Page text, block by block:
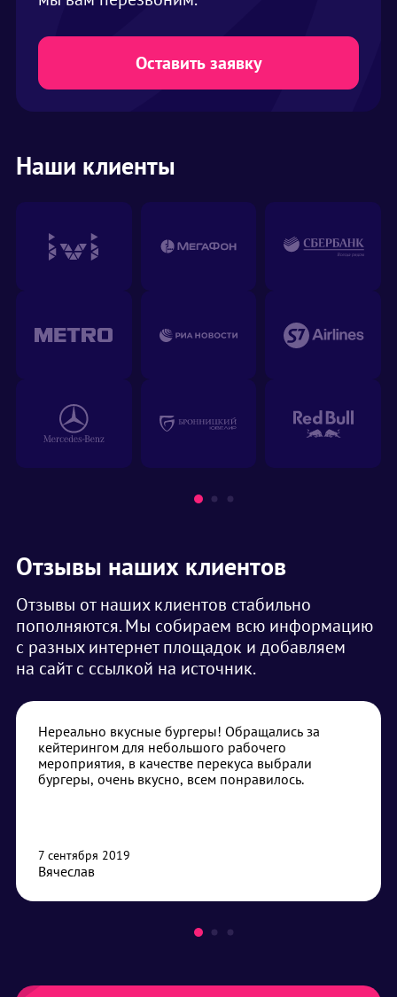
Оставить заявку
Наши клиенты
Отзывы наших клиентов
Отзывы от наших клиентов стабильно
пополняются. Мы собираем всю информацию
с разных интернет площадок и добавляем
на сайт с ссылкой на источник.
Нереально вкусные бургеры! Обращались за
кейтерингом для небольшого рабочего
мероприятия, в качестве перекуса выбрали
бургеры, очень вкусно, всем понравилось.
7 сентября 2019
Вячеслав